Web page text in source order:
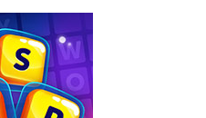
Kontaktiere uns